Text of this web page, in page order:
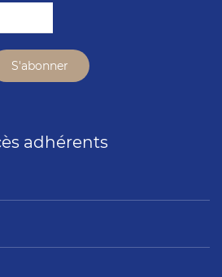
adhérents